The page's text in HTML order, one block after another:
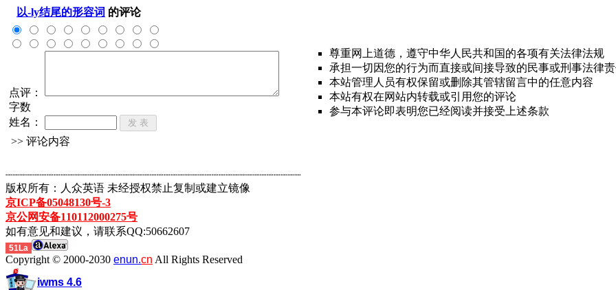
以-ly结尾的形容词 的评论
点评：
字数
姓名：
尊重网上道德，遵守中华人民共和国的各项有关法律法规
承担一切因您的行为而直接或间接导致的民事或刑事法律
本站管理人员有权保留或删除其管辖留言中的任意内容
本站有权在网站内转载或引用您的评论
参与本评论即表明您已经阅读并接受上述条款
>> 评论内容
┈┈┈┈┈┈┈┈┈┈┈┈┈┈┈┈┈┈┈┈┈┈┈┈┈┈┈┈┈┈┈┈┈┈┈┈┈┈┈┈┈┈┈
版权所有：人众英语 未经授权禁止复制或建立镜像
京ICP备05048130号-3
京公网安备110112000275号
如有意见和建议，请联系QQ:50662607
51La
Copyright © 2000-2030 enun.cn All Rights Reserved
iwms 4.6